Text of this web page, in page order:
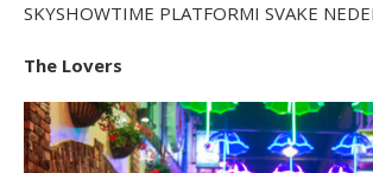
SKYSHOWTIME PLATFORMI SVAKE
The Lovers